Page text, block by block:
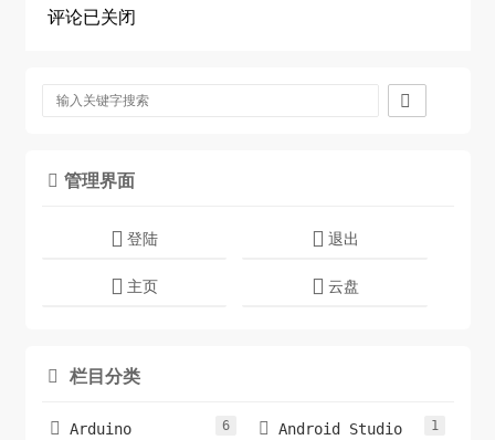
评论已关闭

 管理界面
登陆 退出
主页 云盘
 栏目分类
 Arduino 6  Android Studio 1